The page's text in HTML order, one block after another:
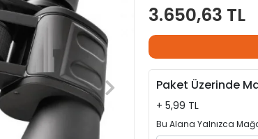
3.650,63 TL
Paket Üzerinde
+ 5,99 TL
Bu Alana Yalnızca